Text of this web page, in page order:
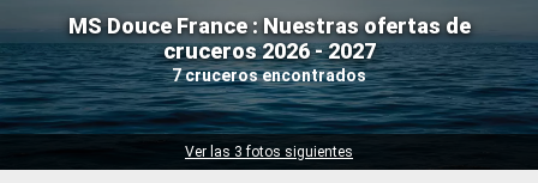
MS Douce France : Nuestras ofertas de
cruceros 2026 - 2027
7 cruceros encontrados
Ver las 3 fotos siguientes
Nuestros destinos
Fecha de salida